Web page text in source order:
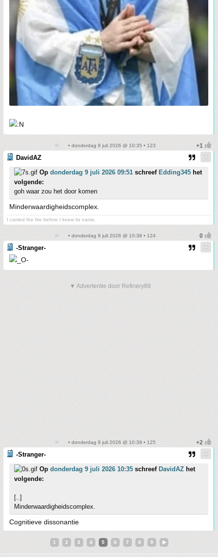
• donderdag 9 juli 2026 @ 10:35 • 123
DavidAZ
Op donderdag 9 juli 2026 09:51 schreef Edding345 het
volgende:
goh waar zou het door komen
Minderwaardigheidscomplex.
I carried the fire before I knew its name.
• donderdag 9 juli 2026 @ 10:38 • 124
-Stranger-
▼ Advertentie door Refinery89
• donderdag 9 juli 2026 @ 10:39 • 125
-Stranger-
Op donderdag 9 juli 2026 10:35 schreef DavidAZ het
volgende:
[..]
Minderwaardigheidscomplex.
Cognitieve dissonantie
1 2 3 4 5 6 7 8 9